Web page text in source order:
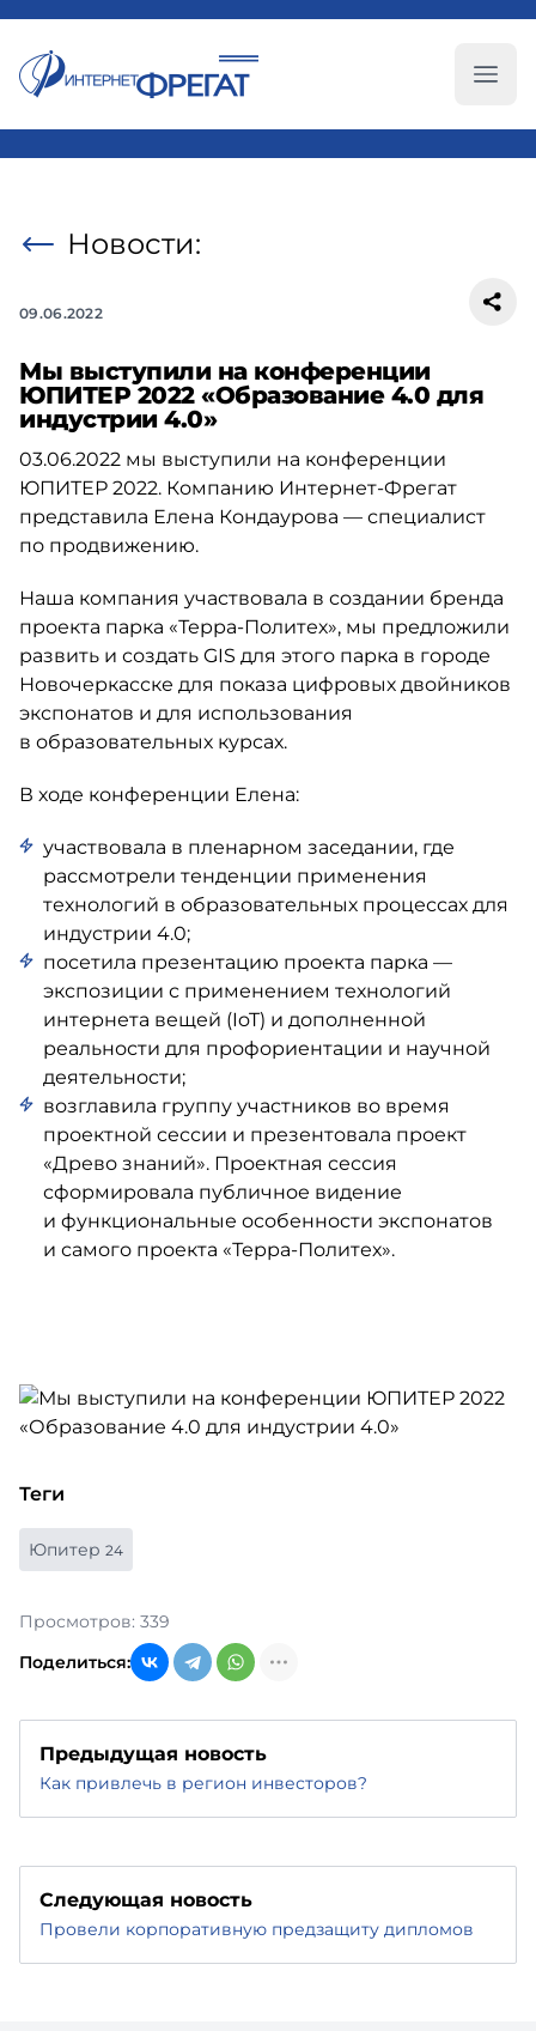
Новости:
09.06.2022
Мы выступили на конференции
ЮПИТЕР 2022 «Образование 4.0 для
индустрии 4.0»
03.06.2022 мы выступили на конференции
ЮПИТЕР 2022. Компанию Интернет-Фрегат
представила Елена Кондаурова — специалист
по продвижению.
Наша компания участвовала в создании бренда
проекта парка «Терра-Политех», мы предложили
развить и создать GIS для этого парка в городе
Новочеркасске для показа цифровых двойников
экспонатов и для использования
в образовательных курсах.
В ходе конференции Елена:
участвовала в пленарном заседании, где
рассмотрели тенденции применения
технологий в образовательных процессах для
индустрии 4.0;
посетила презентацию проекта парка —
экспозиции с применением технологий
интернета вещей (IoT) и дополненной
реальности для профориентации и научной
деятельности;
возглавила группу участников во время
проектной сессии и презентовала проект
«Древо знаний». Проектная сессия
сформировала публичное видение
и функциональные особенности экспонатов
и самого проекта «Терра-Политех».
Теги
Юпитер 24
Просмотров: 339
Поделиться:
Предыдущая новость
Как привлечь в регион инвесторов?
Следующая новость
Провели корпоративную предзащиту дипломов